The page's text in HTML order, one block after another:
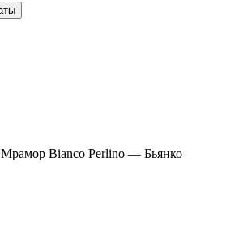
Bianco Perlino — Бьянко